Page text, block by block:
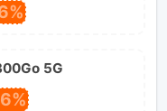
5G